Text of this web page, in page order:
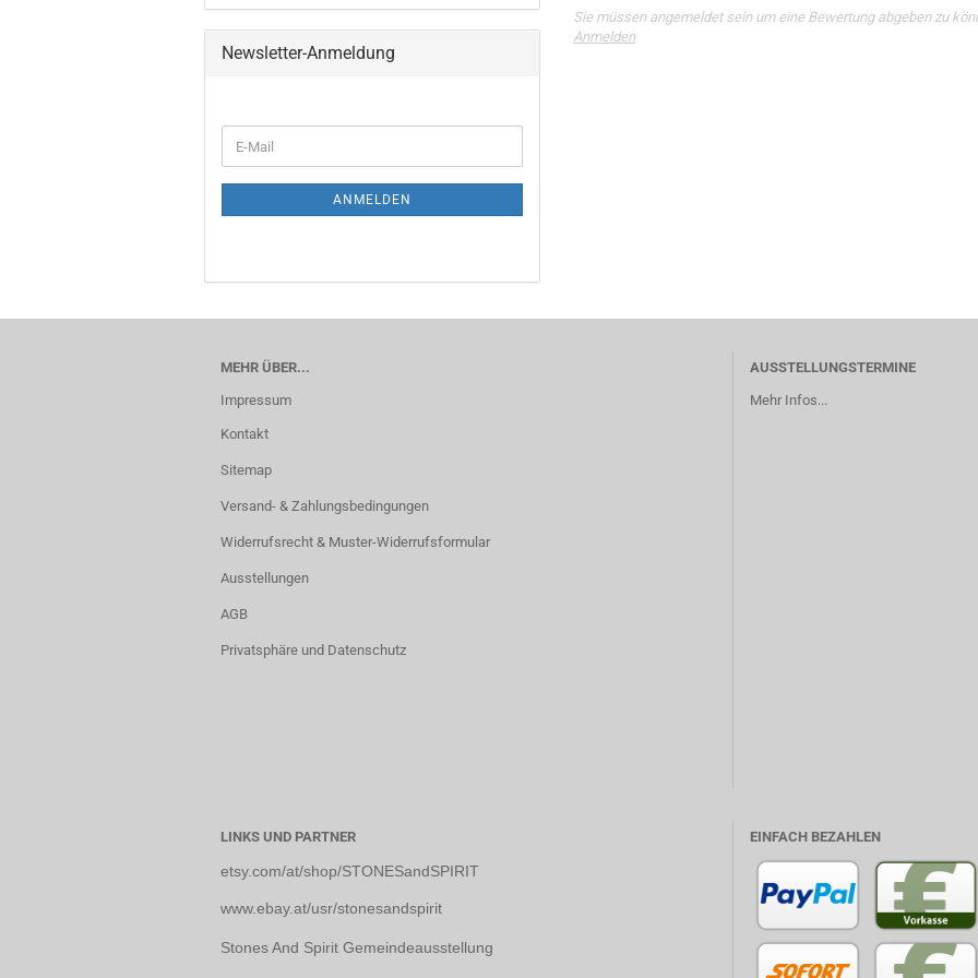
Sie müssen angemeldet sein um eine Bewertung abgeben zu
Anmelden
Newsletter-Anmeldung
ANMELDEN
MEHR ÜBER...
Impressum
Kontakt
Sitemap
Versand- & Zahlungsbedingungen
Widerrufsrecht & Muster-Widerrufsformular
Ausstellungen
AGB
Privatsphäre und Datenschutz
AUSSTELLUNGSTERMINE
Mehr Infos...
LINKS UND PARTNER
etsy.com/at/shop/STONESandSPIRIT
www.ebay.at/usr/stonesandspirit
Stones And Spirit Gemeindeausstellung
EINFACH BEZAHLEN